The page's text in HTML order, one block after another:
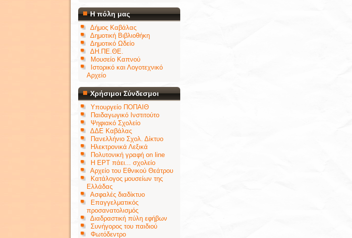
Η πόλη μας
Δήμος Καβάλας
Δημοτική Βιβλιοθήκη
Δημοτικό Ωδείο
ΔΗ.ΠΕ.ΘΕ.
Μουσείο Καπνού
Ιστορικό και Λογοτεχνικό
Αρχείο
Χρήσιμοι Σύνδεσμοι
Υπουργείο ΠΟΠΑΙΘ
Παιδαγωγικό Ινστιτούτο
Ψηφιακό Σχολείο
ΔΔΕ Καβάλας
Πανελλήνιο Σχολ. Δίκτυο
Ηλεκτρονικά Λεξικά
Πολυτονική γραφή on line
Η ΕΡΤ πάει... σχολείο
Αρχείο του Εθνικού Θεάτρου
Κατάλογος μουσείων της
Ελλάδας
Ασφαλές διαδίκτυο
Επαγγελματικός
προσανατολισμός
Διαδραστική πύλη εφήβων
Συνήγορος του παιδιού
Φωτόδεντρο